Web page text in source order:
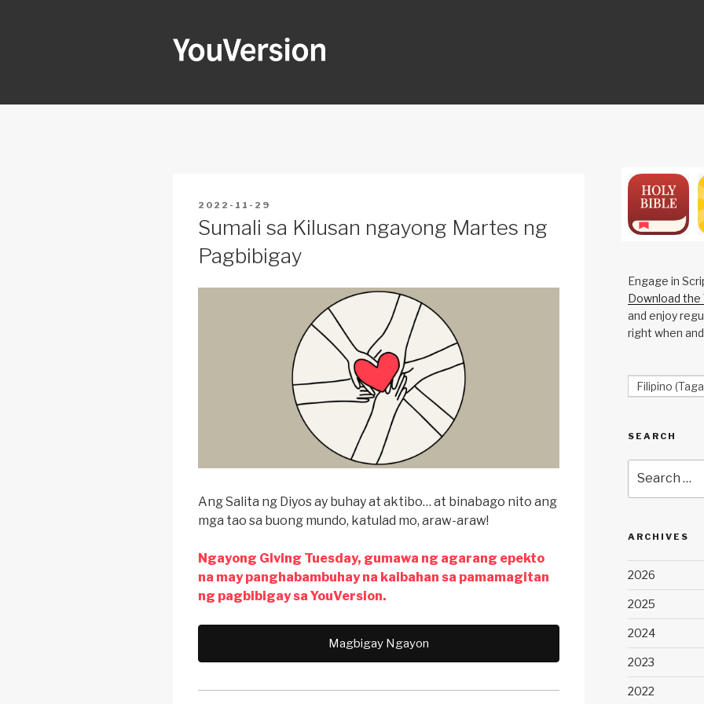
POSTED
2022-11-29
Sumali sa Kilusan ngayong Martes ng
Pagbibigay
Ang Salita ng Diyos ay buhay at aktibo… at binabago nito ang
mga tao sa buong mundo, katulad mo, araw-araw!
Ngayong Giving Tuesday, gumawa ng agarang epekto
na may panghabambuhay na kaibahan sa pamamagitan
ng pagbibigay sa YouVersion.
Magbigay Ngayon
Engage in
Download the
and enjoy
right when
Filipino
SEARCH
for:
ARCHIVES
2026
2025
2024
2023
2022